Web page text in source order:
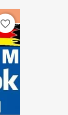
favorite_border